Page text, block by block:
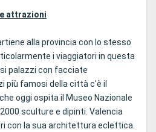
attrazioni
alla provincia con lo stesso
i viaggiatori in questa
palazzi con facciate
più famosi della città c'è il
oggi ospita il Museo Nazionale
sculture e dipinti. Valencia
con la sua architettura eclettica.